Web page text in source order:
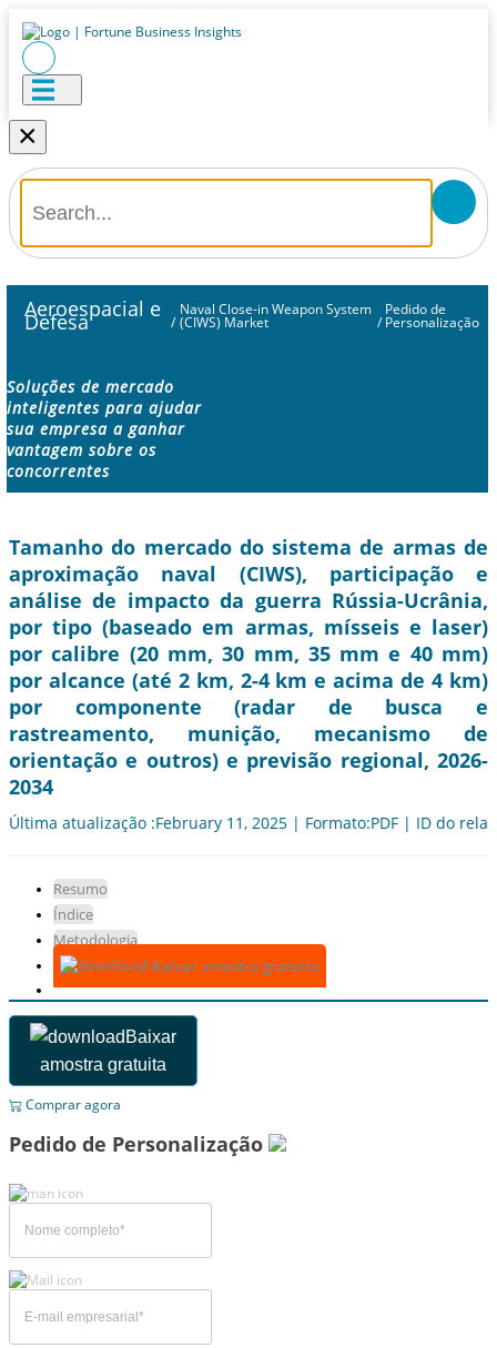
×
Aeroespacial e
Defesa /
Naval Close-in Weapon System
(CIWS) Market /
Pedido de
Personalização
Soluções de mercado
inteligentes para ajudar
sua empresa a ganhar
vantagem sobre os
concorrentes
Tamanho do mercado do sistema de armas de
aproximação naval (CIWS), participação e
análise de impacto da guerra Rússia-Ucrânia,
por tipo (baseado em armas, mísseis e laser)
por calibre (20 mm, 30 mm, 35 mm e 40 mm)
por alcance (até 2 km, 2-4 km e acima de 4 km)
por componente (radar de busca e
rastreamento, munição, mecanismo de
orientação e outros) e previsão regional, 2026-
2034
Última atualização :February 11, 2025 | Formato:PDF | ID do
Resumo
Índice
Metodologia
Baixar amostra gratuita
Baixar
amostra gratuita
Comprar agora
Pedido de Personalização